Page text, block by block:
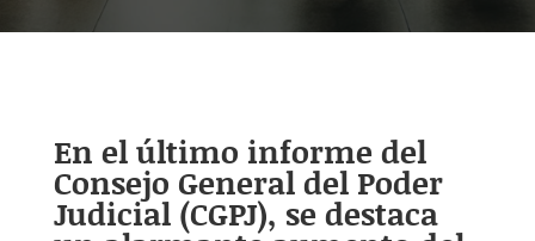
En el último informe del
Consejo General del Poder
Judicial (CGPJ), se destaca